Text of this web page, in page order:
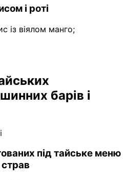
і роті
із віялом манго;
барів і
під тайське меню